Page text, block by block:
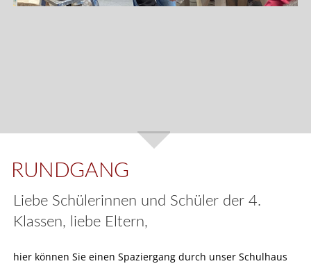
RUNDGANG
Liebe Schülerinnen und Schüler der 4.
Klassen, liebe Eltern,
hier können Sie einen Spaziergang durch unser Schulhaus